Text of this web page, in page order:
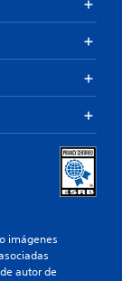
imágenes
autor de